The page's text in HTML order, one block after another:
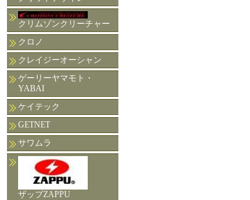
クリムゾンクリーチャー
クロノ
クレイジーオーシャン
ゲーリーヤマモト・
YABAI
ケイテック
GETNET
サワムラ
ザップZAPPU